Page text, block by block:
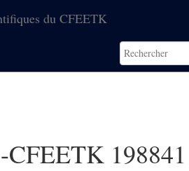
du CFEETK
CFEETK 198841